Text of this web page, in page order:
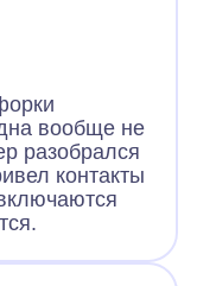
вообще не
разобрался
контакты